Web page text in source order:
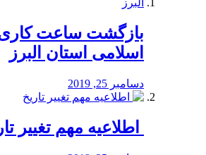
بازگشت ساعت کاری
اسلامی استان البرز
دسامبر 25, 2019
اطلاعیه مهم تغییر